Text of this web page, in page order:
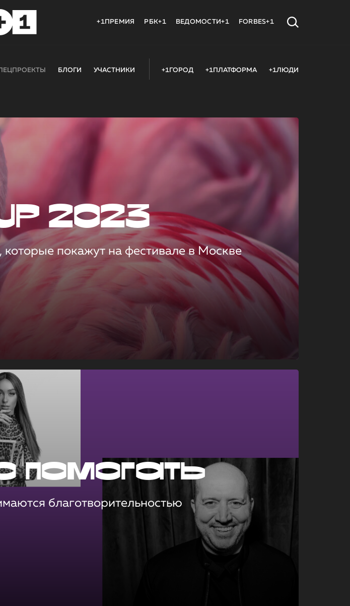
+1ПРЕМИЯ РБК+1 ВЕДОМОСТИ+1 FORBES+1
БЛОГИ УЧАСТНИКИ +1ГОРОД +1ПЛАТФОРМА +1ЛЮДИ
2023
покажут на фестивале в Москве
помогать
благотворительностью